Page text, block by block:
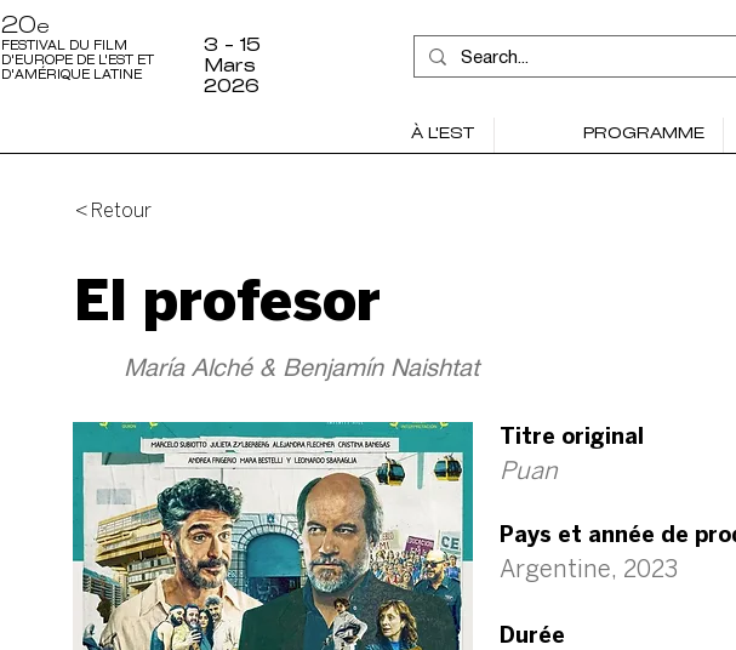
20e
FESTIVAL DU FILM
D'EUROPE DE L'EST ET
D'AMÉRIQUE LATINE
3 - 15
Mars
2026
À L'EST PROGRAMME
< Retour
El profesor
María Alché & Benjamín Naishtat
Titre original
Puan
Pays et année de
Argentine, 2023
Durée